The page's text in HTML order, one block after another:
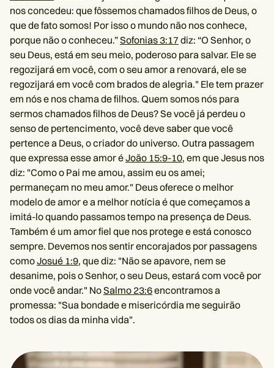
nos concedeu: que fôssemos chamados filhos de Deus, o
que de fato somos! Por isso o mundo não nos conhece,
porque não o conheceu.”Sofonias 3:17diz: “O Senhor, o
seu Deus, está em seu meio, poderoso para salvar. Ele se
regozijará em você, com o seu amor a renovará, ele se
regozijará em você com brados de alegria." Ele tem prazer
em nós e nos chama de filhos. Quem somos nós para
sermos chamados filhos de Deus? Se você já perdeu o
senso de pertencimento, você deve saber que você
pertence a Deus, o criador do universo. Outra passagem
que expressa esse amor éJoão 15:9-10, em que Jesus nos
diz: "Como o Pai me amou, assim eu os amei;
permaneçam no meu amor." Deus oferece o melhor
modelo de amor e a melhor notícia é que começamos a
imitá-lo quando passamos tempo na presença de Deus.
Também é um amor fiel que nos protege e está conosco
sempre. Devemos nos sentir encorajados por passagens
comoJosué 1:9, que diz: "Não se apavore, nem se
desanime, pois o Senhor, o seu Deus, estará com você por
onde você andar." NoSalmo 23:6encontramos a
promessa: "Sua bondade e misericórdia me seguirão
todos os dias da minha vida".